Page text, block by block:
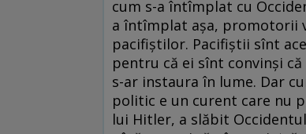
cum s-a întîmplat cu
a întîmplat aşa, promotorii
pacifiştilor. Pacifiştii sînt
pentru că ei sînt convinşi
s-ar instaura în lume. Dar
politic e un curent care nu
lui Hitler, a slăbit